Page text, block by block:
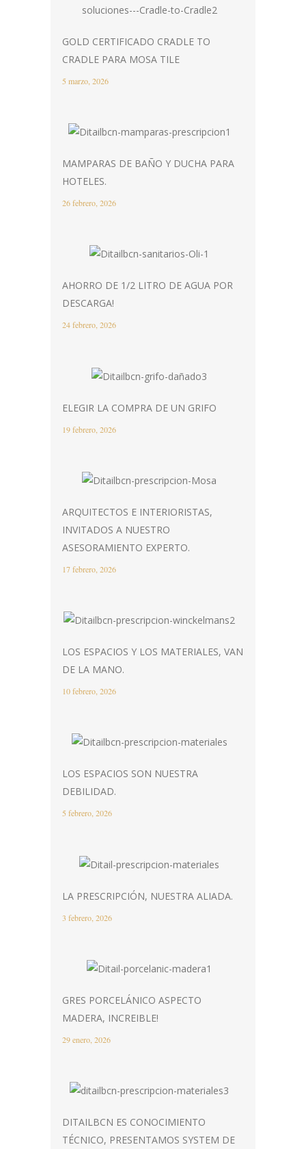
GOLD CERTIFICADO CRADLE TO
CRADLE PARA MOSA TILE
5 marzo, 2026
MAMPARAS DE BAÑO Y DUCHA PARA
HOTELES.
26 febrero, 2026
AHORRO DE 1/2 LITRO DE AGUA POR
DESCARGA!
24 febrero, 2026
ELEGIR LA COMPRA DE UN GRIFO
19 febrero, 2026
ARQUITECTOS E INTERIORISTAS,
INVITADOS A NUESTRO
ASESORAMIENTO EXPERTO.
17 febrero, 2026
LOS ESPACIOS Y LOS MATERIALES, VAN
DE LA MANO.
10 febrero, 2026
LOS ESPACIOS SON NUESTRA
DEBILIDAD.
5 febrero, 2026
LA PRESCRIPCIÓN, NUESTRA ALIADA.
3 febrero, 2026
GRES PORCELÁNICO ASPECTO
MADERA, INCREIBLE!
29 enero, 2026
DITAILBCN ES CONOCIMIENTO
TÉCNICO, PRESENTAMOS SYSTEM DE